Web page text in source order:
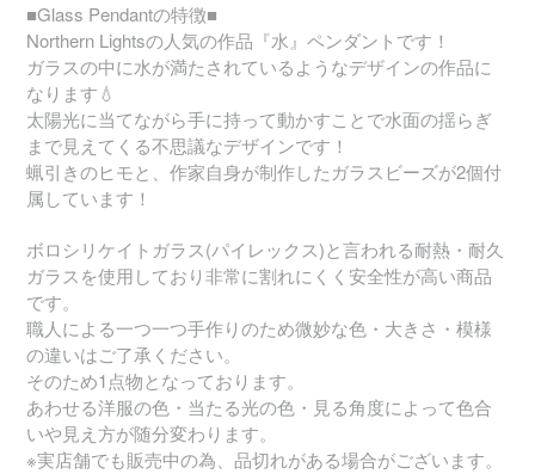
■Glass Pendantの特徴■
Northern Lightsの人気の作品『水』ペンダントです！
ガラスの中に水が満たされているようなデザインの作品に
なります💧
太陽光に当てながら手に持って動かすことで水面の揺らぎ
まで見えてくる不思議なデザインです！
蝋引きのヒモと、作家自身が制作したガラスビーズが2個付
属しています！
ボロシリケイトガラス(パイレックス)と言われる耐熱・耐久
ガラスを使用しており非常に割れにくく安全性が高い商品
です。
職人による一つ一つ手作りのため微妙な色・大きさ・模様
の違いはご了承ください。
そのため1点物となっております。
あわせる洋服の色・当たる光の色・見る角度によって色合
いや見え方が随分変わります。
※実店舗でも販売中の為、品切れがある場合がございます。